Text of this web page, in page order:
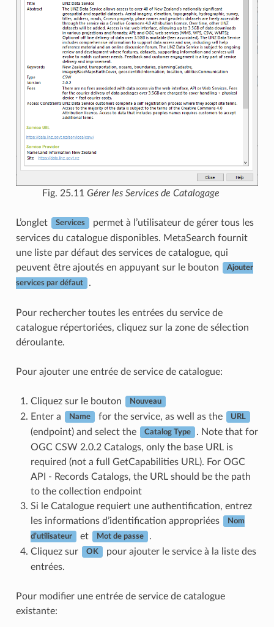
Fig. 25.11 Gérer les Services de Catalogage
L’onglet Services
permet à l’utilisateur de gérer tous les
services du catalogue disponibles. MetaSearch fournit
une liste par défaut des services de catalogue, qui
peuvent être ajoutés en appuyant sur le bouton
Ajouter
services par défaut .
Pour rechercher toutes les entrées du service de
catalogue répertoriées, cliquez sur la zone de sélection
déroulante.
Pour ajouter une entrée de service de catalogue:
Cliquez sur le bouton Nouveau
Enter a Name for the service, as well as the URL
(endpoint) and select the Catalog Type
. Note that for
OGC CSW 2.0.2 Catalogs, only the base URL is
required (not a full GetCapabilities URL). For OGC
API - Records Catalogs, the URL should be the path
to the collection endpoint
Si le Catalogue requiert une authentification, entrez
les informations d’identification appropriées
Nom
d’utilisateur et Mot de passe
.
Cliquez sur
OK
pour ajouter le service à la liste des
entrées.
Pour modifier une entrée de service de catalogue
existante: